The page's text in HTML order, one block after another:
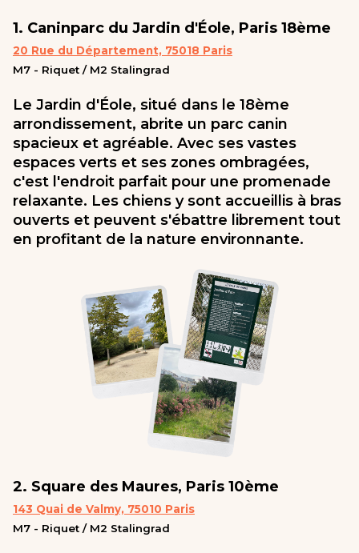
1. Caninparc du Jardin d'Éole, Paris 18ème
20 Rue du Département, 75018 Paris
M7 - Riquet / M2 Stalingrad
Le Jardin d'Éole, situé dans le 18ème
arrondissement, abrite un parc canin
spacieux et agréable. Avec ses vastes
espaces verts et ses zones ombragées,
c'est l'endroit parfait pour une promenade
relaxante. Les chiens y sont accueillis à bras
ouverts et peuvent s'ébattre librement tout
en profitant de la nature environnante.
2. Square des Maures, Paris 10ème
143 Quai de Valmy, 75010 Paris
M7 - Riquet / M2 Stalingrad